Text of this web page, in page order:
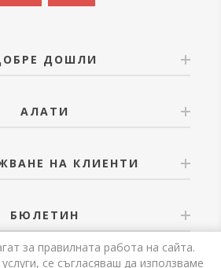
ДОШЛИ
АЛАТИ
НА КЛИЕНТИ
БЮЛЕТИН
за правилната работа на сайта.
се съгласяваш да използваме